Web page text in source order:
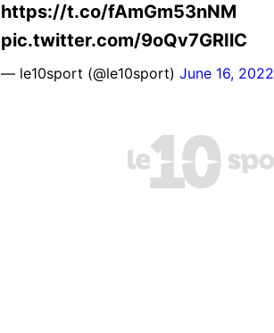
https://t.co/fAmGm53nNM
pic.twitter.com/9oQv7GRIlC
— le10sport (@le10sport) June 16, 2022